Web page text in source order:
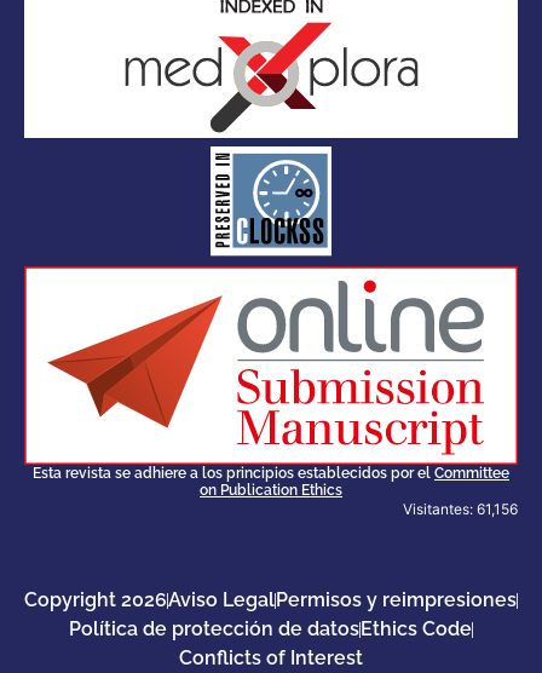
CLOCKSS is a dak archive that
ensures the long-term survival
of web-based scholary
publications, governed by and
for its stakeholders.
Esta revista se adhiere a los principios establecidos por el Committee
on Publication Ethics
Visitantes: 61,156
Copyright 2026Aviso Legal Permisos y reimpresiones
Política de protección de datos Ethics Code
Conflicts of Interest